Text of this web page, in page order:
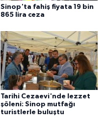
Sinop'ta fahiş fiyata 19 bin
865 lira ceza
Tarihi Cezaevi'nde lezzet
şöleni: Sinop mutfağı
turistlerle buluştu